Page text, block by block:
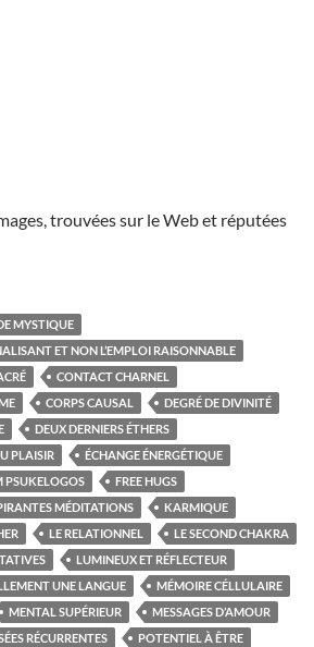
trouvées sur le Web et réputées
MYSTIQUE
ET NON L’EMPLOI RAISONNABLE
CONTACT CHARNEL
CORPS CAUSAL
DEGRÉ DE DIVINITÉ
DEUX DERNIERS ÉTHERS
PLAISIR
ÉCHANGE ÉNERGÉTIQUE
PSUKELOGOS
FREE HUGS
MÉDITATIONS
KARMIQUE
LE RELATIONNEL
LE SECOND CHAKRA
LUMINEUX ET RÉFLECTEUR
UNE LANGUE
MÉMOIRE CÉLLULAIRE
MENTAL SUPÉRIEUR
MESSAGES D’AMOUR
RÉCURRENTES POTENTIEL À ÊTRE